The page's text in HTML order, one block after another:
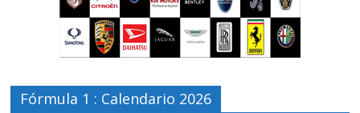
Fórmula 1 : Calendario 2026